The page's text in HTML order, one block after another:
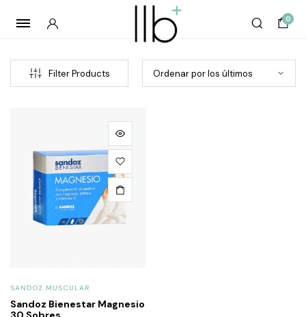
0
Filter Products
SANDOZ MUSCULAR
Sandoz Bienestar Magnesio